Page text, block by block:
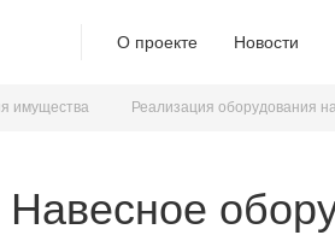
О проекте Новости
имущества Реализация оборудования